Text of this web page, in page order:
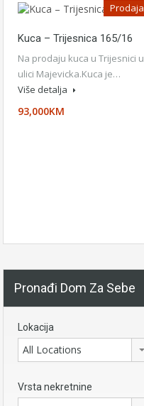
Prodaja
Kuca – Trijesnica 165/16
Na prodaju kuca u Trijesnici u
ulici Majevicka.Kuca je…
Više detalja
93,000KM
Pronađi Dom Za Sebe
Lokacija
All Locations
Vrsta nekretnine